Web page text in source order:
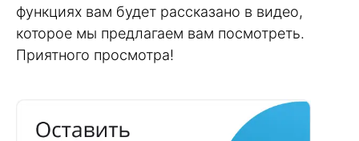
функциях вам будет рассказано в видео,
которое мы предлагаем вам посмотреть.
Приятного просмотра!